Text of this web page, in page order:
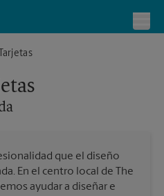
que el diseño
En el centro local de The
ayudar a diseñar e